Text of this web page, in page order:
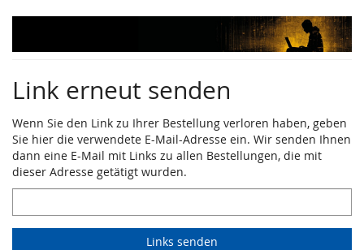
Zum
Link erneut senden
Wenn Sie den Link zu Ihrer Bestellung verloren haben, geben
Sie hier die verwendete E-Mail-Adresse ein. Wir senden Ihnen
dann eine E-Mail mit Links zu allen Bestellungen, die mit
dieser Adresse getätigt wurden.
Mail
Links senden